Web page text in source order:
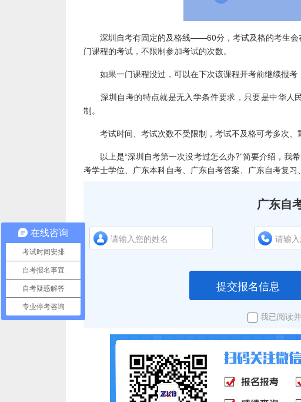
深圳自考有固定的及格线——60分，考试及格的考生会
门课程的考试，不限制参加考试的次数。
如果一门课程没过，可以在下次该课程开考前继续报考
深圳自考的特点就是无入学条件要求，只要是中华人
制。
考试时间、考试次数不受限制，考试不及格可考多次、
以上是“深圳自考第一次没考过怎么办?”简要介绍，我
考学士学位、广东本科自考、广东自考答案、广东自考复习
广东自
提交报名信息
我已阅读
在线咨询
考试时间安排
自考报名事宜
自考疑惑解答
专业停考咨询